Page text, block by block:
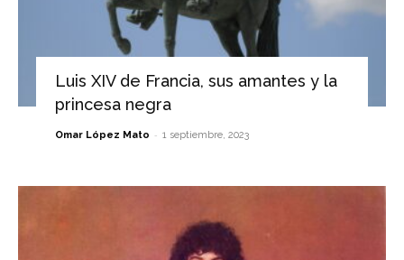
Luis XIV de Francia, sus amantes y la
princesa negra
Omar López Mato - 1 septiembre, 2023